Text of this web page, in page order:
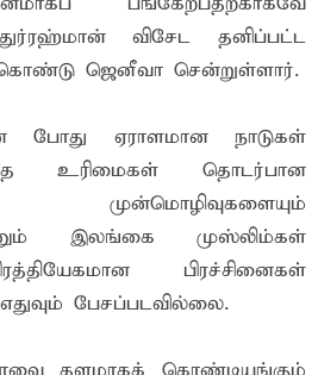
விசேட தனிப்பட்ட
ஜெனீவா சென்றுள்ளார்.
போது ஏராளமான நாடுகள்
உரிமைகள் தொடர்பான
முன்மொழிவுகளையும்
இலங்கை முஸ்லிம்கள்
பிரச்சினைகள்
பேசப்படவில்லை.